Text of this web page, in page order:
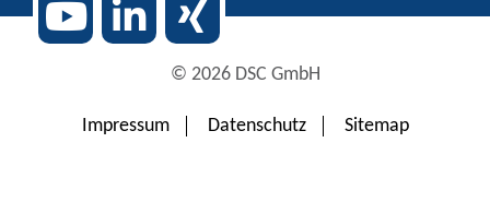
© 2026 DSC GmbH
Impressum Datenschutz Sitemap